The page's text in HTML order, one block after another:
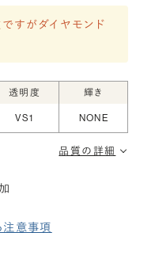
すがダイヤモンド
透明度 輝き
VS1 NONE
品質の詳細
注意事項